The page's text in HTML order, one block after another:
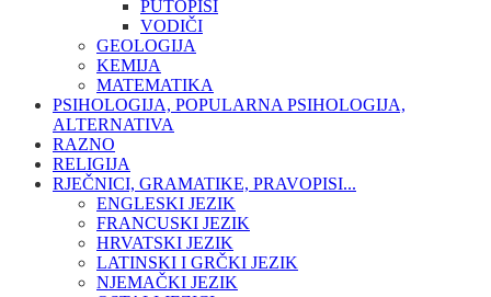
PUTOPISI
VODIČI
GEOLOGIJA
KEMIJA
MATEMATIKA
PSIHOLOGIJA, POPULARNA PSIHOLOGIJA,
ALTERNATIVA
RAZNO
RELIGIJA
RJEČNICI, GRAMATIKE, PRAVOPISI...
ENGLESKI JEZIK
FRANCUSKI JEZIK
HRVATSKI JEZIK
LATINSKI I GRČKI JEZIK
NJEMAČKI JEZIK